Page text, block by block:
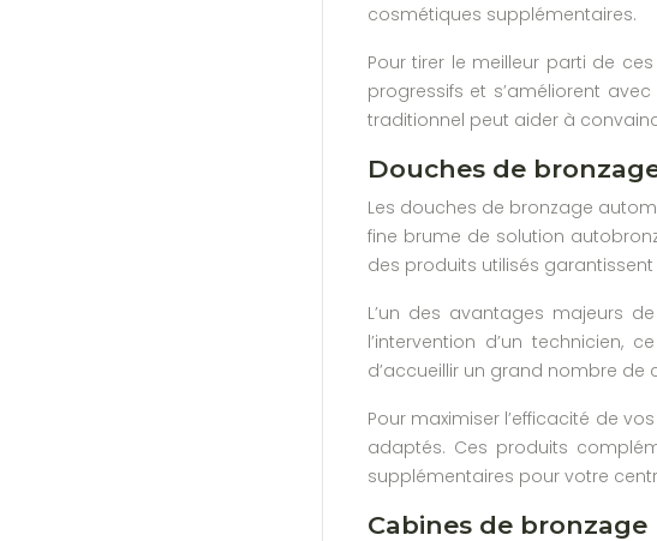
cosmétiques supplémentaires.
Pour tirer le meilleur parti de
progressifs et s’améliorent
traditionnel peut aider à
Douches de
Les douches de bronzage
fine brume de solution
des produits utilisés
L’un des avantages majeurs
l’intervention d’un
d’accueillir un grand nombre de
Pour maximiser l’efficacité de
adaptés. Ces produits
supplémentaires pour votre
Cabines de